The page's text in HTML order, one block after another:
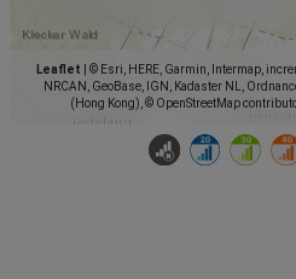
Leaflet
© Esri, HERE, Garmin, Intermap,
NRCAN, GeoBase, IGN, Kadaster NL,
(Hong Kong), © OpenStreetMap